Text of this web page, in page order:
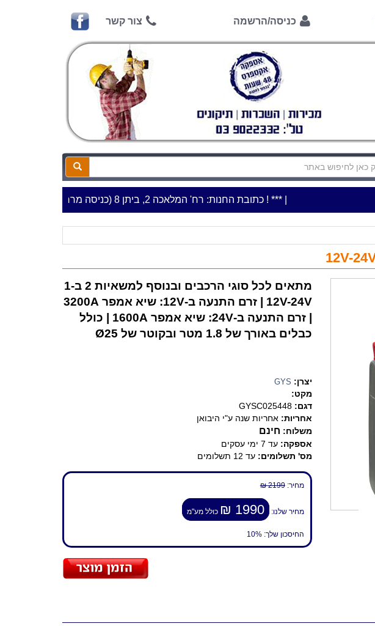
כניסה/הרשמה צור קשר
***כתובת החנות: רח' המלאכה 2, ביתן 8 (כניסה מרח' עמל 5) א.ת.פארק אפק, ראש העין***
מתאים לכל סוגי הרכבים ובנוסף למשאיות 2 ב-1
12V-24V | זרם התנעה ב-12V: שיא אמפר 3200A
| זרם התנעה ב-24V: שיא אמפר 1600A | כולל
כבלים באורך של 1.8 מטר ובקוטר של Ø25
יצרן: GYS
מקט:
דגם:GYSC025448
אחריות:אחריות שנה ע"י היבואן
משלוח: חינם
אספקה:עד 7 ימי עסקים
מס' תשלומים:עד 12 תשלומים
מחיר:2199 ₪
מחיר שלנו: 1990 ₪ כולל מע"מ
החיסכון שלך:10%